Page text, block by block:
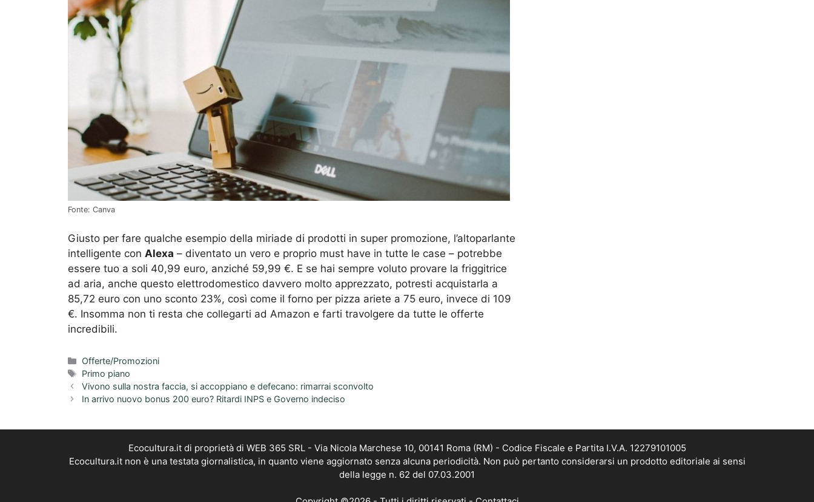
Fonte: Canva
Giusto per fare qualche esempio della miriade di prodotti in super promozione, l’altoparlante
intelligente con Alexa – diventato un vero e proprio must have in tutte le case – potrebbe
essere tuo a soli 40,99 euro, anziché 59,99 €. E se hai sempre voluto provare la friggitrice
ad aria, anche questo elettrodomestico davvero molto apprezzato, potresti acquistarla a
85,72 euro con uno sconto 23%, così come il forno per pizza ariete a 75 euro, invece di 109
€. Insomma non ti resta che collegarti ad Amazon e farti travolgere da tutte le offerte
incredibili.
Categorie
Offerte/Promozioni
Tag
Primo piano
Vivono sulla nostra faccia, si accoppiano e defecano: rimarrai sconvolto
In arrivo nuovo bonus 200 euro? Ritardi INPS e Governo indeciso
Ecocultura.it di proprietà di WEB 365 SRL - Via Nicola Marchese 10, 00141 Roma (RM) - Codice Fiscale e Partita I.V.A. 12279101005
Ecocultura.it non è una testata giornalistica, in quanto viene aggiornato senza alcuna periodicità. Non può pertanto considerarsi un prodotto editoriale ai sensi
della legge n. 62 del 07.03.2001